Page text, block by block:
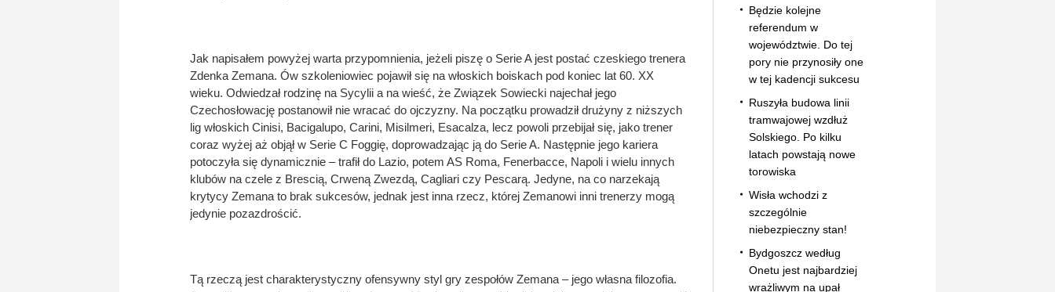
Jak napisałem powyżej warta przypomnienia, jeżeli piszę o Serie A jest postać czeskiego trenera
Zdenka Zemana. Ów szkoleniowiec pojawił się na włoskich boiskach pod koniec lat 60. XX
wieku. Odwiedzał rodzinę na Sycylii a na wieść, że Związek Sowiecki najechał jego
Czechosłowację postanowił nie wracać do ojczyzny. Na początku prowadził drużyny z niższych
lig włoskich Cinisi, Bacigalupo, Carini, Misilmeri, Esacalza, lecz powoli przebijał się, jako trener
coraz wyżej aż objął w Serie C Foggię, doprowadzając ją do Serie A. Następnie jego kariera
potoczyła się dynamicznie – trafił do Lazio, potem AS Roma, Fenerbacce, Napoli i wielu innych
klubów na czele z Brescią, Crweną Zwezdą, Cagliari czy Pescarą. Jedyne, na co narzekają
krytycy Zemana to brak sukcesów, jednak jest inna rzecz, której Zemanowi inni trenerzy mogą
jedynie pozazdrościć.
Tą rzeczą jest charakterystyczny ofensywny styl gry zespołów Zemana – jego własna filozofia.
Będzie kolejne
referendum w
województwie. Do tej
pory nie przynosiły one
w tej kadencji sukcesu
Ruszyła budowa linii
tramwajowej wzdłuż
Solskiego. Po kilku
latach powstają nowe
torowiska
Wisła wchodzi z
szczególnie
niebezpieczny stan!
Bydgoszcz według
Onetu jest najbardziej
wrażliwym na upał